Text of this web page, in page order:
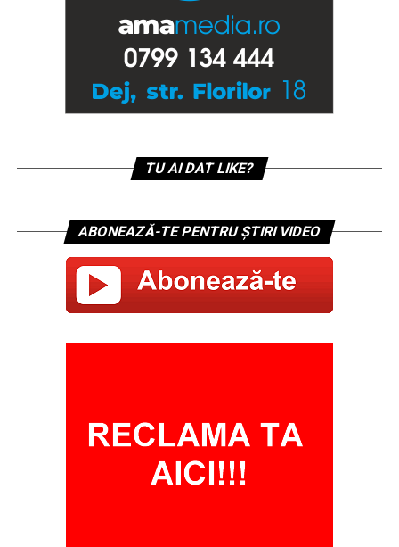
TU AI DAT LIKE?
ABONEAZĂ-TE PENTRU ȘTIRI VIDEO